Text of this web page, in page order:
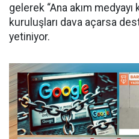
gelerek “Ana akım medyayı
kuruluşları dava açarsa
yetiniyor.